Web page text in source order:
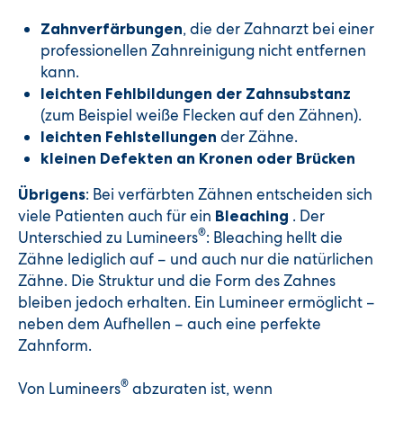
Zahnverfärbungen, die der Zahnarzt bei einer
professionellen Zahnreinigung nicht entfernen
kann.
leichten Fehlbildungen der Zahnsubstanz
(zum Beispiel weiße Flecken auf den Zähnen).
leichten Fehlstellungen der Zähne.
kleinen Defekten an Kronen oder Brücken
Übrigens: Bei verfärbten Zähnen entscheiden sich
viele Patienten auch für ein Bleaching . Der
Unterschied zu Lumineers®: Bleaching hellt die
Zähne lediglich auf – und auch nur die natürlichen
Zähne. Die Struktur und die Form des Zahnes
bleiben jedoch erhalten. Ein Lumineer ermöglicht –
neben dem Aufhellen – auch eine perfekte
Zahnform.
Von Lumineers® abzuraten ist, wenn